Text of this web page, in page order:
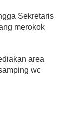
Sekretaris
merokok
area
wc